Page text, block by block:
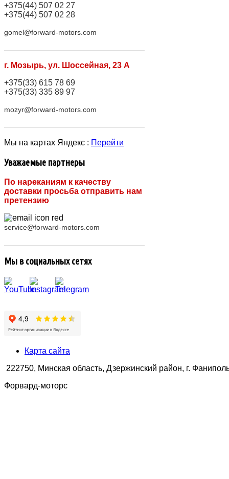
+375(44) 507 02 27
+375(44) 507 02 28
gomel@forward-motors.com
г. Мозырь, ул. Шоссейная, 23 А
+375(33) 615 78 69
+375(33) 335 89 97
mozyr@forward-motors.com
Мы на картах Яндекс : Перейти
Уважаемые партнеры
По нареканиям к качеству
доставки просьба отправить нам
претензию
service@forward-motors.com
Мы в социальных сетях
Карта сайта
222750, Минская область, Дзержинский район, г.
Форвард-моторс